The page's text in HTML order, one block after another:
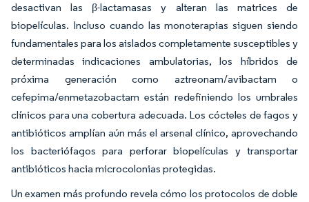
desactivan las β-lactamasas y alteran las matrices de
biopelículas. Incluso cuando las monoterapias siguen siendo
fundamentales para los aislados completamente susceptibles y
determinadas indicaciones ambulatorias, los híbridos de
próxima generación como aztreonam/avibactam o
cefepima/enmetazobactam están redefiniendo los umbrales
clínicos para una cobertura adecuada. Los cócteles de fagos y
antibióticos amplían aún más el arsenal clínico, aprovechando
los bacteriófagos para perforar biopelículas y transportar
antibióticos hacia microcolonias protegidas.
Un examen más profundo revela cómo los protocolos de doble